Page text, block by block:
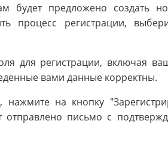
будет предложено создать
процесс регистрации,
для регистрации, включая
вами данные корректны.
на кнопку
отправлено письмо с